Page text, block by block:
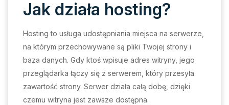
Jak działa hosting?
Hosting to usługa udostępniania miejsca na serwerze,
na którym przechowywane są pliki Twojej strony i
baza danych. Gdy ktoś wpisuje adres witryny, jego
przeglądarka łączy się z serwerem, który przesyła
zawartość strony. Serwer działa całą dobę, dzięki
czemu witryna jest zawsze dostępna.